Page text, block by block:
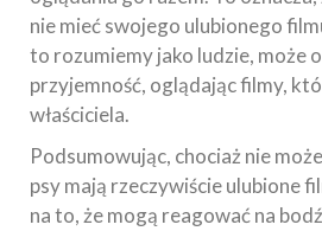
nie mieć swojego ulubionego
to rozumiemy jako ludzie, może
przyjemność, oglądając filmy,
właściciela.
Podsumowując, chociaż nie
psy mają rzeczywiście ulubione
na to, że mogą reagować na